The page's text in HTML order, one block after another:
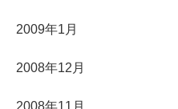
2009年1月
2008年12月